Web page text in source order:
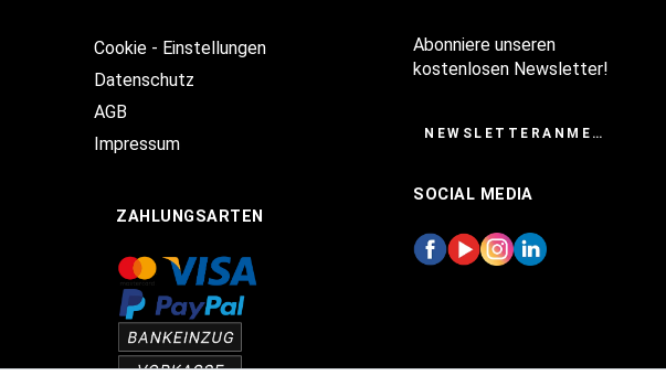
Cookie - Einstellungen
Datenschutz
AGB
Impressum
ZAHLUNGSARTEN
Abonniere unseren
kostenlosen Newsletter!
NEWSLETTERANMELDUNG
SOCIAL MEDIA